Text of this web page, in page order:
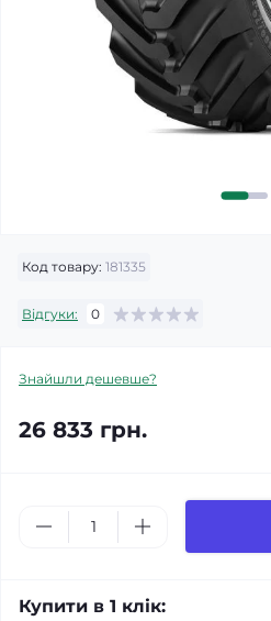
Код товару: 181335
Відгуки: 0
Знайшли дешевше?
26 833 грн.
Купити в 1 клік: